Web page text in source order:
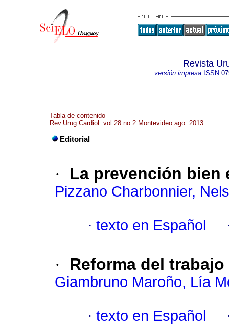
Revista
versión impresaISSN
Tabla de contenido
Rev.Urug.Cardiol. vol.28 no.2 Montevideo ago. 2013
Editorial
· La prevención bien
Pizzano Charbonnier,
· texto en Español
· Reforma del
Giambruno Maroño, Lía
· texto en Español